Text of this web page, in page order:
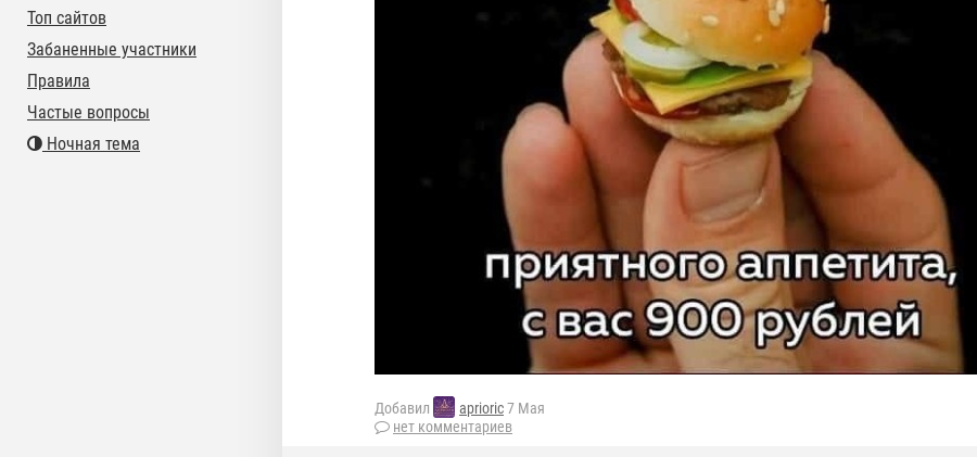
Добавил aprioric7 Мая
нет комментариев
Топ сайтов
Забаненные участники
Правила
Частые вопросы
Ночная тема